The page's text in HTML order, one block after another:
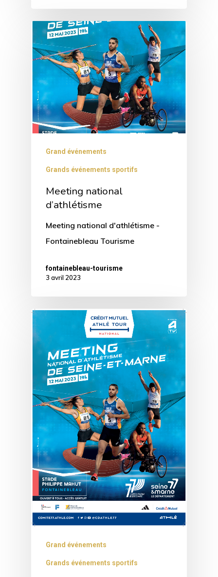
Grand événements
Grands événements sportifs
Meeting national
d’athlétisme
Meeting national d'athlétisme -
Fontainebleau Tourisme
fontainebleau-tourisme
3 avril 2023
Grand événements
Grands événements sportifs